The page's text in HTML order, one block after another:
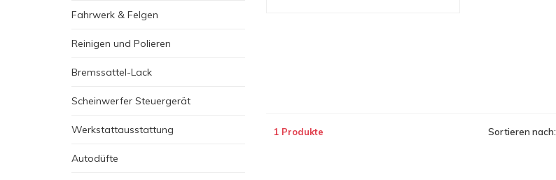
Fahrwerk & Felgen
Reinigen und Polieren
Bremssattel-Lack
Scheinwerfer Steuergerät
Werkstattausstattung
Autodüfte
1 Produkte Sortieren nach: